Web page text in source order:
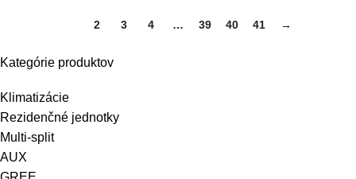
Kategórie produktov
Klimatizácie
Rezidenčné jednotky
Multi-split
AUX
2 3 4 … 39 40 41 →